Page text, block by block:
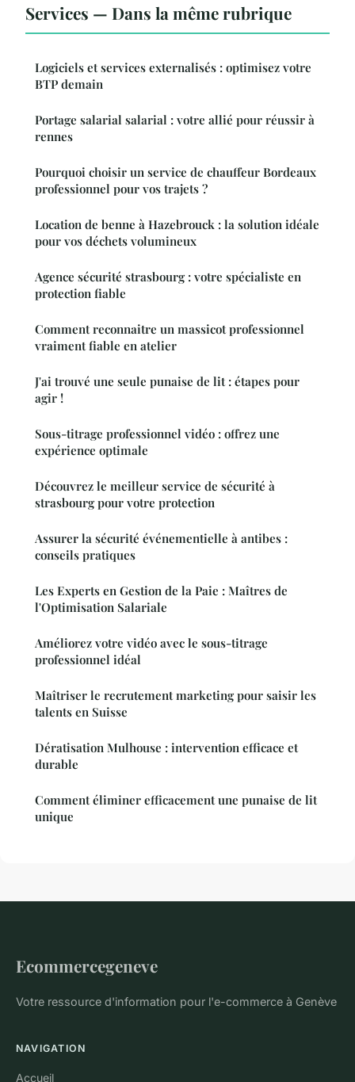
Services — Dans la même rubrique
Logiciels et services externalisés : optimisez votre
BTP demain
Portage salarial salarial : votre allié pour réussir à
rennes
Pourquoi choisir un service de chauffeur Bordeaux
professionnel pour vos trajets ?
Location de benne à Hazebrouck : la solution idéale
pour vos déchets volumineux
Agence sécurité strasbourg : votre spécialiste en
protection fiable
Comment reconnaitre un massicot professionnel
vraiment fiable en atelier
J'ai trouvé une seule punaise de lit : étapes pour
agir !
Sous-titrage professionnel vidéo : offrez une
expérience optimale
Découvrez le meilleur service de sécurité à
strasbourg pour votre protection
Assurer la sécurité événementielle à antibes :
conseils pratiques
Les Experts en Gestion de la Paie : Maîtres de
l'Optimisation Salariale
Améliorez votre vidéo avec le sous-titrage
professionnel idéal
Maîtriser le recrutement marketing pour saisir les
talents en Suisse
Dératisation Mulhouse : intervention efficace et
durable
Comment éliminer efficacement une punaise de lit
unique
Ecommercegeneve
Votre ressource d'information pour l'e-commerce à Genève
NAVIGATION
Accueil